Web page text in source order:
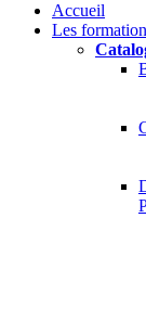
Accueil
Les